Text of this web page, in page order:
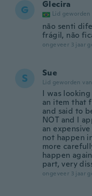
G Glecira
Lid geworden
não senti
frágil, não
ongeveer 3 jaar
S Sue
Lid geworden
I was
an item that
and said to
NOT and I
an
not happen
more
happen
part, very
ongeveer 3 jaar